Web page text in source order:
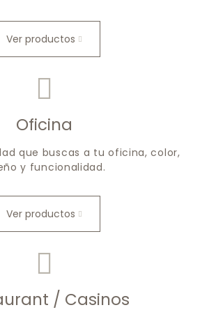
Ver productos
Oficina
que buscas a tu oficina, color,
y funcionalidad.
Ver productos
/ Casinos